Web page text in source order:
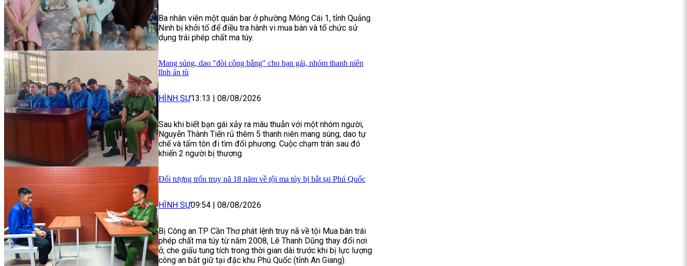
Ba nhân viên một quán bar ở phường Móng Cái 1, tỉnh Quảng
Ninh bị khởi tố để điều tra hành vi mua bán và tổ chức sử
dụng trái phép chất ma túy.
Mang súng, dao "đòi công bằng" cho bạn gái, nhóm thanh niên
lĩnh án tù
HÌNH SỰ13:13 08/08/2026
Sau khi biết bạn gái xảy ra mâu thuẫn với một nhóm người,
Nguyễn Thành Tiến rủ thêm 5 thanh niên mang súng, dao tự
chế và tấm tôn đi tìm đối phương. Cuộc chạm trán sau đó
khiến 2 người bị thương.
Đối tượng trốn truy nã 18 năm về tội ma túy bị bắt tại Phú Quốc
HÌNH SỰ09:54 08/08/2026
Bị Công an TP Cần Thơ phát lệnh truy nã về tội Mua bán trái
phép chất ma túy từ năm 2008, Lê Thanh Dũng thay đổi nơi
ở, che giấu tung tích trong thời gian dài trước khi bị lực lượng
công an bắt giữ tại đặc khu Phú Quốc (tỉnh An Giang).